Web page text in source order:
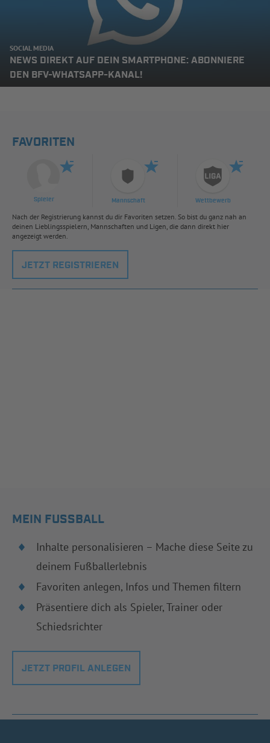
SOCIAL MEDIA
NEWS DIREKT AUF DEIN SMARTPHONE: ABONNIERE
DEN BFV-WHATSAPP-KANAL!
FAVORITEN
Spieler Mannschaft Wettbewerb
Nach der Registrierung kannst du dir Favoriten setzen. So bist du ganz nah an
deinen Lieblingsspielern, Mannschaften und Ligen, die dann direkt hier
angezeigt werden.
JETZT REGISTRIEREN
MEIN FUSSBALL
Inhalte personalisieren – Mache diese Seite zu
deinem Fußballerlebnis
Favoriten anlegen, Infos und Themen filtern
Präsentiere dich als Spieler, Trainer oder
Schiedsrichter
JETZT PROFIL ANLEGEN